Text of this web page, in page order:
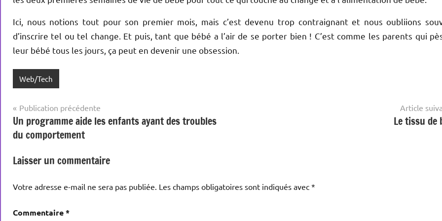
Ici, nous notions tout pour son premier mois, mais c’est devenu trop contraignant et nous oubliions
d’inscrire tel ou tel change. Et puis, tant que bébé a l’air de se porter bien ! C’est comme les parents qui
leur bébé tous les jours, ça peut en devenir une obsession.
Web/Tech
Navigation
de
l’article
Publication précédente
Un programme aide les enfants ayant des troubles
du comportement
Article
Le tissu de
Laisser un commentaire
Votre adresse e-mail ne sera pas publiée. Les champs obligatoires sont indiqués avec *
Commentaire*